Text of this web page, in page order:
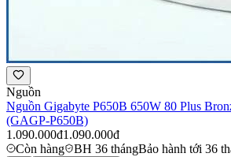
Nguồn
Nguồn Gigabyte P650B 650W 80 Plus
(GAGP-P650B)
1.090.000đ1.090.000đ
Còn hàng
BH 36 thángBảo hành tới 36